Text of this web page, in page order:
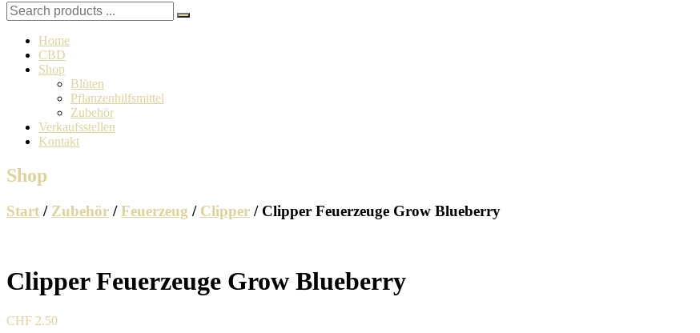
Search
for:
Home
CBD
Shop
Blüten
Pflanzenhilfsmittel
Zubehör
Verkaufsstellen
Kontakt
Shop
Start / Zubehör /Feuerzeug / Clipper / Clipper Feuerzeuge Grow Blueberry
Clipper Feuerzeuge Grow Blueberry
CHF 2.50